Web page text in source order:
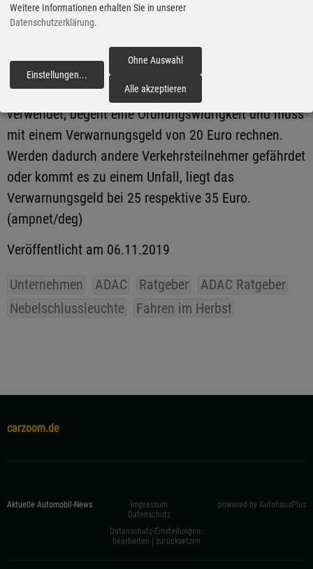
besserer Sicht eingesetzt, verkehrt sich der Effekt ins
Gegenteil und der nachfolgende Verkehr wird
Wer eine Nebelschlussleuchte missbräuchlich
verwendet, begeht eine Ordnungswidrigkeit und muss
mit einem Verwarnungsgeld von 20 Euro rechnen.
Werden dadurch andere Verkehrsteilnehmer gefährdet
oder kommt es zu einem Unfall, liegt das
Verwarnungsgeld bei 25 respektive 35 Euro.
(ampnet/deg)
Veröffentlicht am 06.11.2019
Unternehmen ADAC Ratgeber
ADAC Ratgeber
Nebelschlussleuchte
Fahren im Herbst
carzoom.de
Aktuelle Automobil-News
Impressum
Datenschutz
Datenschutz-Einstellungen:
bearbeiten | zurücksetzen
powered by AutohausPlus
Weitere Informationen erhalten Sie in unserer
Datenschutzerklärung.
Einstellungen...
Ohne Auswahl
Alle akzeptieren